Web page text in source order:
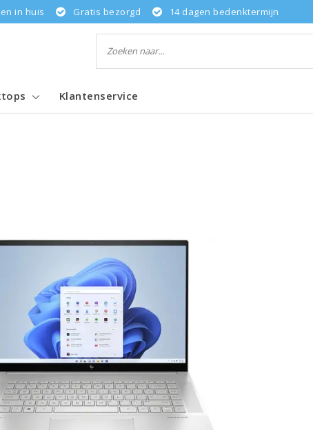
in huis Gratis bezorgd 14 dagen bedenktermijn
Klantenservice